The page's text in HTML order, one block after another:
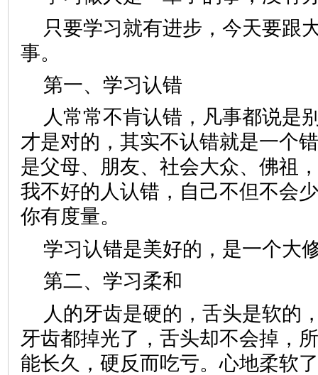
只要学习就有进步，今天要跟
事。
第一、学习认错
人常常不肯认错，凡事都说是
才是对的，其实不认错就是一个
是父母、朋友、社会大众、佛祖
我不好的人认错，自己不但不会
你有度量。
学习认错是美好的，是一个大
第二、学习柔和
人的牙齿是硬的，舌头是软的
牙齿都掉光了，舌头却不会掉，
能长久，硬反而吃亏。心地柔软